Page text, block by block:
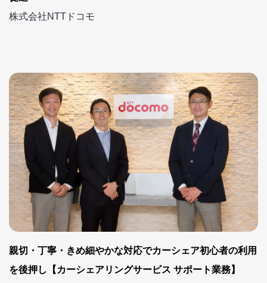
株式会社NTTドコモ
親切・丁寧・きめ細やかな対応でカーシェア初心者の利用
を後押し【カーシェアリングサービス サポート業務】